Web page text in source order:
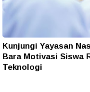
Kunjungi Yayasan
Bara Motivasi Siswa
Teknologi